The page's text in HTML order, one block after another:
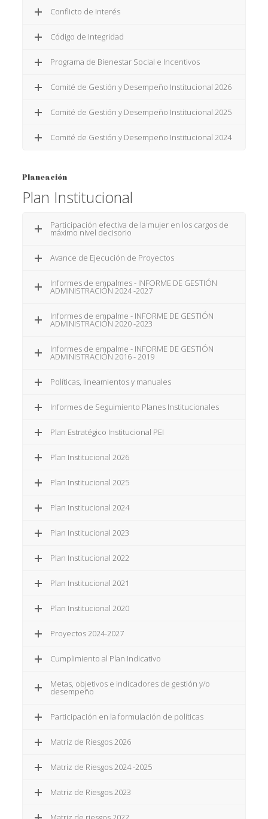
Conflicto de Interés
Código de Integridad
Programa de Bienestar Social e Incentivos
Comité de Gestión y Desempeño Institucional 2026
Comité de Gestión y Desempeño Institucional 2025
Comité de Gestión y Desempeño Institucional 2024
Planeación
Plan Institucional
Participación efectiva de la mujer en los cargos de
máximo nivel decisorio
Avance de Ejecución de Proyectos
Informes de empalmes - INFORME DE GESTIÓN
ADMINISTRACIÓN 2024 -2027
Informes de empalme - INFORME DE GESTIÓN
ADMINISTRACIÓN 2020 -2023
Informes de empalme - INFORME DE GESTIÓN
ADMINISTRACIÓN 2016 - 2019
Políticas, lineamientos y manuales
Informes de Seguimiento Planes Institucionales
Plan Estratégico Institucional PEI
Plan Institucional 2026
Plan Institucional 2025
Plan Institucional 2024
Plan Institucional 2023
Plan Institucional 2022
Plan Institucional 2021
Plan Institucional 2020
Proyectos 2024-2027
Cumplimiento al Plan Indicativo
Metas, objetivos e indicadores de gestión y/o
desempeño
Participación en la formulación de políticas
Matriz de Riesgos 2026
Matriz de Riesgos 2024 -2025
Matriz de Riesgos 2023